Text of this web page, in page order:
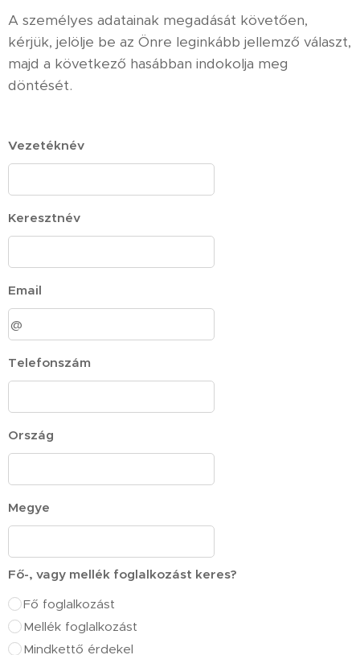
A személyes adatainak megadását követően,
kérjük, jelölje be az Önre leginkább jellemző választ,
majd a következő hasábban indokolja meg
döntését.
Vezetéknév
Keresztnév
Email
Telefonszám
Ország
Megye
Fő-, vagy mellék foglalkozást keres?
Fő foglalkozást
Mellék foglalkozást
Mindkettő érdekel